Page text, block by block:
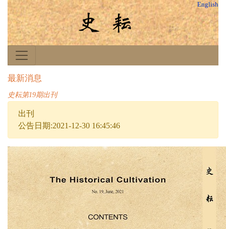
English
最新消息
史耘第19期出刊
出刊
公告日期:2021-12-30 16:45:46